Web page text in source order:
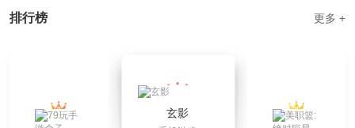
排行榜 更多 +
玄影